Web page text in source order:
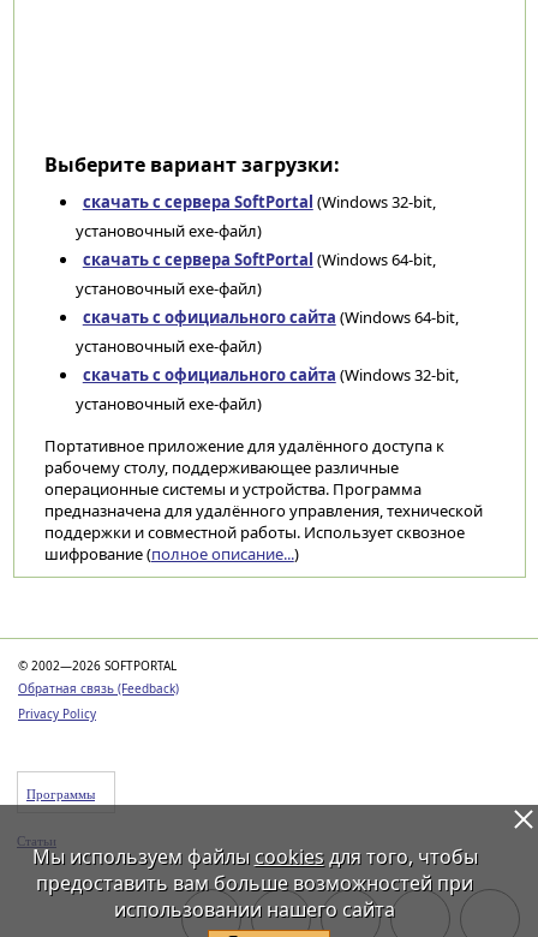
Выберите вариант загрузки:
скачать с сервера SoftPortal (Windows 32-bit,
установочный exe-файл)
скачать с сервера SoftPortal (Windows 64-bit,
установочный exe-файл)
скачать с официального сайта (Windows 64-bit,
установочный exe-файл)
скачать с официального сайта (Windows 32-bit,
установочный exe-файл)
Портативное приложение для удалённого доступа к
рабочему столу, поддерживающее различные
операционные системы и устройства. Программа
предназначена для удалённого управления, технической
поддержки и совместной работы. Использует сквозное
шифрование (полное описание...)
© 2002—2026 SOFTPORTAL
Обратная связь (Feedback)
Privacy Policy
Программы
Статьи
Мы используем файлы cookiesдля того, чтобы
предоставить вам больше возможностей при
использовании нашего сайта